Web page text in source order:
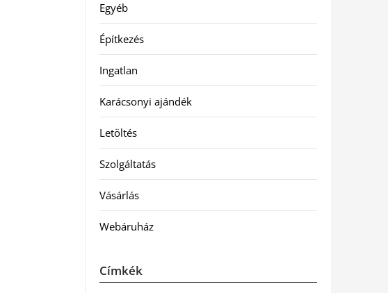
Egyéb
Építkezés
Ingatlan
Karácsonyi ajándék
Letöltés
Szolgáltatás
Vásárlás
Webáruház
Címkék